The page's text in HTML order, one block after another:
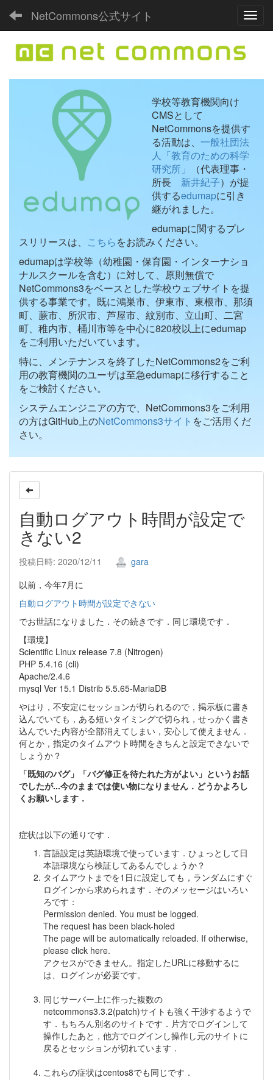
NetCommons公式サイト
学校等教育機関向け
CMSとして
NetCommonsを提供す
る活動は、 一般社団法
人「教育のための科学
研究所」
（代表理事・
所長 新井紀子）が提
供するedumapに引き
継がれました。
edumapに関するプレ
スリリースは、 こちらをお読みください。
edumapは学校等（幼稚園・保育園・インターナショ
ナルスクールを含む）に対して、原則無償で
NetCommons3をベースとした学校ウェブサイトを提
供する事業です。既に鴻巣市、伊東市、東根市、那須
町、蕨市、所沢市、芦屋市、紋別市、立山町、二宮
町、稚内市、桶川市等を中心に820校以上にedumap
をご利用いただいています。
特に、メンテナンスを終了したNetCommons2をご利
用の教育機関のユーザは至急edumapに移行すること
をご検討ください。
システムエンジニアの方で、NetCommons3をご利用
の方はGitHub上のNetCommons3サイト をご活用くだ
さい。
自動ログアウト時間が設定で
きない2
投稿日時: 2020/12/11
gara
以前，今年7月に
自動ログアウト時間が設定できない
でお世話になりました．その続きです．同じ環境です．
【環境】
Scientific Linux release 7.8 (Nitrogen)
PHP 5.4.16 (cli)
Apache/2.4.6
mysql Ver 15.1 Distrib 5.5.65-MariaDB
やはり，不安定にセッションが切られるので，掲示板に書き
込んでいても，ある短いタイミングで切られ，せっかく書き
込んでいた内容が全部消えてしまい，安心して使えません．
何とか，指定のタイムアウト時間をきちんと設定できないで
しょうか？
「既知のバグ」「バグ修正を待たれた方がよい」というお話
でしたが...今のままでは使い物になりません．どうかよろし
くお願いします．
症状は以下の通りです．
言語設定は英語環境で使っています．ひょっとして日
本語環境なら検証してあるんでしょうか？
タイムアウトまでを1日に設定しても，ランダムにすぐ
ログインから求められます．そのメッセージはいろい
ろです：
Permission denied. You must be logged.
The request has been black-holed
The page will be automatically reloaded. If otherwise,
please click here.
アクセスができません。指定したURLに移動するに
は、ログインが必要です。
同じサーバー上に作った複数の
netcommons3.3.2(patch)サイトも強く干渉するようで
す．もちろん別名のサイトです．片方でログインして
操作したあと，他方でログインし操作し元のサイトに
戻るとセッションが切れています．
これらの症状はcentos8でも同じです．